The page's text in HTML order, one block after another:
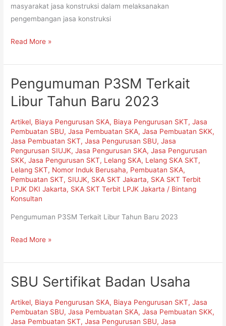
masyarakat jasa konstruksi dalam melaksanakan
pengembangan jasa konstruksi
Read More »
Pengumuman P3SM Terkait
Libur Tahun Baru 2023
Artikel, Biaya Pengurusan SKA, Biaya Pengurusan SKT,Jasa
Pembuatan SBU,Jasa Pembuatan SKA,Jasa Pembuatan SKK,
Jasa Pembuatan SKT,Jasa Pengurusan SBU,Jasa
Pengurusan SIUJK,Jasa Pengurusan SKA,Jasa Pengurusan
SKK,Jasa Pengurusan SKT, Lelang SKA, Lelang SKA SKT,
Lelang SKT, Nomor Induk Berusaha, Pembuatan SKA,
Pembuatan SKT, SIUJK, SKA SKT Jakarta, SKA SKT Terbit
LPJK DKI Jakarta, SKA SKT Terbit LPJK Jakarta / Bintang
Konsultan
Pengumuman P3SM Terkait Libur Tahun Baru 2023
Pengumuman
Terkait
Libur
Tahun
Baru
2023
Read More »
SBU Sertifikat Badan Usaha
Artikel, Biaya Pengurusan SKA, Biaya Pengurusan SKT,Jasa
Pembuatan SBU,Jasa Pembuatan SKA,Jasa Pembuatan SKK,
Jasa Pembuatan SKT,Jasa Pengurusan SBU,Jasa
SBU
Badan
Usaha